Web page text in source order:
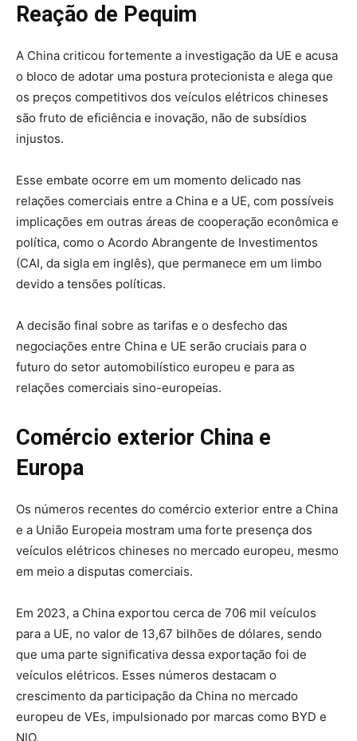
Reação de Pequim
A China criticou fortemente a investigação da UE e acusa
o bloco de adotar uma postura protecionista e alega que
os preços competitivos dos veículos elétricos chineses
são fruto de eficiência e inovação, não de subsídios
injustos.
Esse embate ocorre em um momento delicado nas
relações comerciais entre a China e a UE, com possíveis
implicações em outras áreas de cooperação econômica e
política, como o Acordo Abrangente de Investimentos
(CAI, da sigla em inglês), que permanece em um limbo
devido a tensões políticas.
A decisão final sobre as tarifas e o desfecho das
negociações entre China e UE serão cruciais para o
futuro do setor automobilístico europeu e para as
relações comerciais sino-europeias.
Comércio exterior China e
Europa
Os números recentes do comércio exterior entre a China
e a União Europeia mostram uma forte presença dos
veículos elétricos chineses no mercado europeu, mesmo
em meio a disputas comerciais.
Em 2023, a China exportou cerca de 706 mil veículos
para a UE, no valor de 13,67 bilhões de dólares, sendo
que uma parte significativa dessa exportação foi de
veículos elétricos. Esses números destacam o
crescimento da participação da China no mercado
europeu de VEs, impulsionado por marcas como BYD e
NIO.